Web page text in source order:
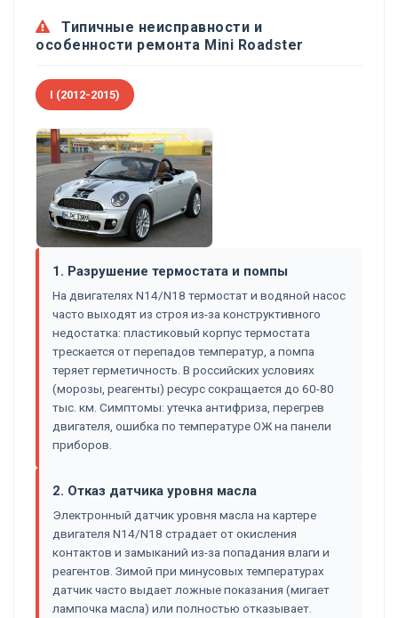
Типичные неисправности и
особенности ремонта Mini Roadster
I (2012-2015)
1. Разрушение термостата и помпы
На двигателях N14/N18 термостат и водяной насос
часто выходят из строя из-за конструктивного
недостатка: пластиковый корпус термостата
трескается от перепадов температур, а помпа
теряет герметичность. В российских условиях
(морозы, реагенты) ресурс сокращается до 60-80
тыс. км. Симптомы: утечка антифриза, перегрев
двигателя, ошибка по температуре ОЖ на панели
приборов.
2. Отказ датчика уровня масла
Электронный датчик уровня масла на картере
двигателя N14/N18 страдает от окисления
контактов и замыканий из-за попадания влаги и
реагентов. Зимой при минусовых температурах
датчик часто выдает ложные показания (мигает
лампочка масла) или полностью отказывает.